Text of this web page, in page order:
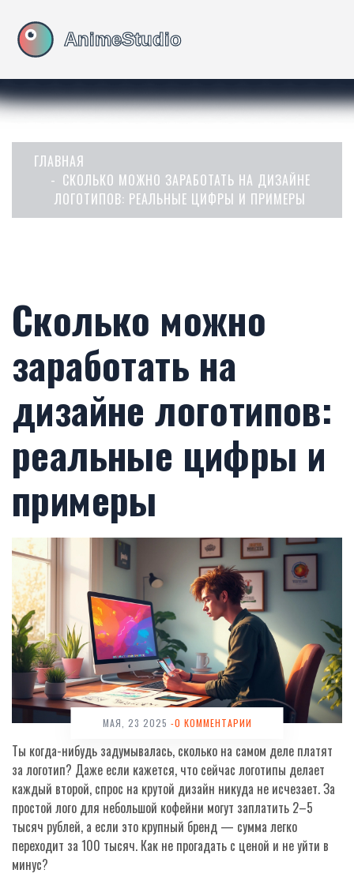
ГЛАВНАЯ
СКОЛЬКО МОЖНО ЗАРАБОТАТЬ НА ДИЗАЙНЕ
ЛОГОТИПОВ: РЕАЛЬНЫЕ ЦИФРЫ И ПРИМЕРЫ
Сколько можно
заработать на
дизайне логотипов:
реальные цифры и
примеры
МАЯ, 23 2025 -0 КОММЕНТАРИИ
Ты когда-нибудь задумывалась, сколько на самом деле платят
за логотип? Даже если кажется, что сейчас логотипы делает
каждый второй, спрос на крутой дизайн никуда не исчезает. За
простой лого для небольшой кофейни могут заплатить 2–5
тысяч рублей, а если это крупный бренд — сумма легко
переходит за 100 тысяч. Как не прогадать с ценой и не уйти в
минус?